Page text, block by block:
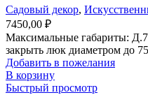
Садовый декор,
7450,00 ₽
Максимальные габариты:
закрыть люк диаметром до
Добавить в пожелания
В корзину
Быстрый просмотр